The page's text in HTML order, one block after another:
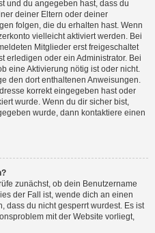
und du angegeben hast, dass du
deiner Eltern oder deiner
folgen, die du erhalten hast. Wenn
vielleicht aktiviert werden. Bei
Mitglieder erst freigeschaltet
erledigen oder ein Administrator. Bei
eine Aktivierung nötig ist oder nicht.
den dort enthaltenen Anweisungen.
korrekt eingegeben hast oder
wurde. Wenn du dir sicher bist,
wurde, dann kontaktiere einen
zunächst, ob dein Benutzername
der Fall ist, wende dich an einen
dass du nicht gesperrt wurdest. Es ist
mit der Website vorliegt,